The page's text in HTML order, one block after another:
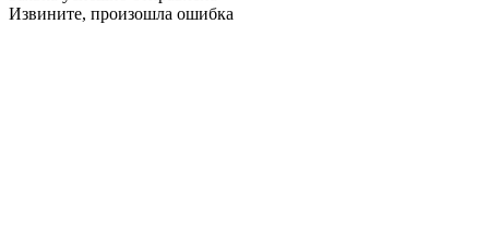
Извините, произошла ошибка